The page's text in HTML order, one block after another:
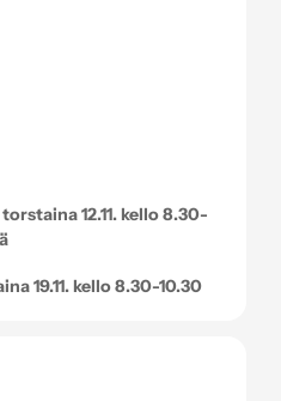
torstaina 12.11. kello 8.30-
19.11. kello 8.30-10.30